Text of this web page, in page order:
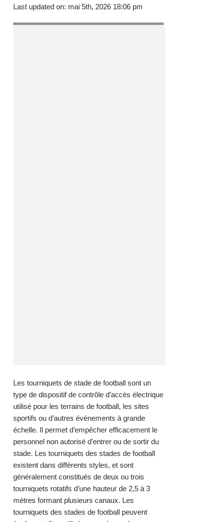
Last updated on: mai 5th, 2026 18:06 pm
Les tourniquets de stade de football sont un
type de dispositif de contrôle d’accès électrique
utilisé pour les terrains de football, les sites
sportifs ou d’autres événements à grande
échelle. Il permet d’empêcher efficacement le
personnel non autorisé d’entrer ou de sortir du
stade. Les tourniquets des stades de football
existent dans différents styles, et sont
généralement constitués de deux ou trois
tourniquets rotatifs d’une hauteur de 2,5 à 3
mètres formant plusieurs canaux. Les
tourniquets des stades de football peuvent